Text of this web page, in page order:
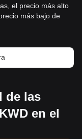
el precio más alto
más bajo de
de las
en el